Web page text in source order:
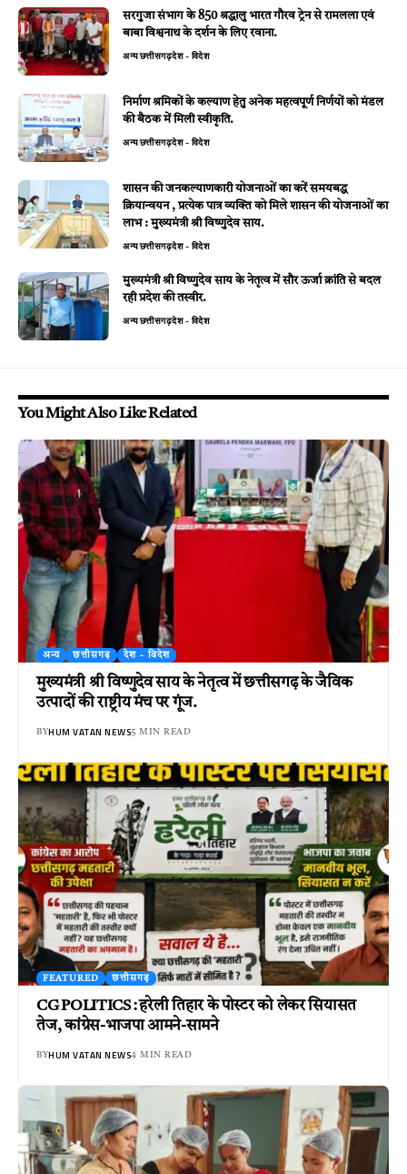
सरगुजा संभाग के 850 श्रद्धालु भारत गौरव ट्रेन से रामलला एवं
बाबा विश्वनाथ के दर्शन के लिए रवाना.
अन्यछत्तीसगढ़देश - विदेश
निर्माण श्रमिकों के कल्याण हेतु अनेक महत्वपूर्ण निर्णयों को मंडल
की बैठक में मिली स्वीकृति.
अन्यछत्तीसगढ़देश - विदेश
शासन की जनकल्याणकारी योजनाओं का करें समयबद्ध
क्रियान्वयन , प्रत्येक पात्र व्यक्ति को मिले शासन की योजनाओं का
लाभ : मुख्यमंत्री श्री विष्णुदेव साय.
अन्यछत्तीसगढ़देश - विदेश
मुख्यमंत्री श्री विष्णुदेव साय के नेतृत्व में सौर ऊर्जा क्रांति से बदल
रही प्रदेश की तस्वीर.
अन्यछत्तीसगढ़देश - विदेश
You Might Also Like Related
अन्य छत्तीसगढ़ देश - विदेश
मुख्यमंत्री श्री विष्णुदेव साय के नेतृत्व में छत्तीसगढ़ के जैविक
उत्पादों की राष्ट्रीय मंच पर गूंज.
BYHUM VATAN NEWS5 MIN READ
FEATURED छत्तीसगढ़
CG POLITICS : हरेली तिहार के पोस्टर को लेकर सियासत
तेज, कांग्रेस-भाजपा आमने-सामने
BYHUM VATAN NEWS4 MIN READ